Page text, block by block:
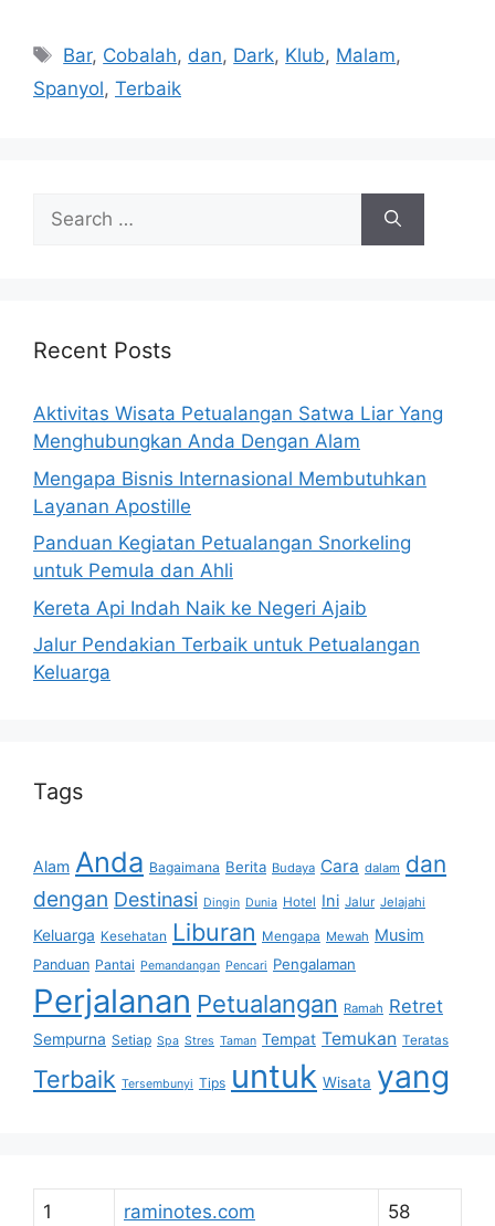
Tags
Bar, Cobalah, dan, Dark, Klub, Malam,
Spanyol, Terbaik
Search
for:
Recent Posts
Aktivitas Wisata Petualangan Satwa Liar Yang
Menghubungkan Anda Dengan Alam
Mengapa Bisnis Internasional Membutuhkan
Layanan Apostille
Panduan Kegiatan Petualangan Snorkeling
untuk Pemula dan Ahli
Kereta Api Indah Naik ke Negeri Ajaib
Jalur Pendakian Terbaik untuk Petualangan
Keluarga
Tags
Alam Anda Bagaimana Berita Budaya Cara dalam dan
dengan Destinasi Dingin Dunia Hotel Ini Jalur Jelajahi
Keluarga Kesehatan Liburan Mengapa Mewah Musim
Panduan Pantai Pemandangan Pencari Pengalaman
Perjalanan Petualangan Ramah Retret
Sempurna Setiap Spa Stres Taman Tempat Temukan Teratas
Terbaik Tersembunyi Tips untuk Wisata yang
1 raminotes.com 58